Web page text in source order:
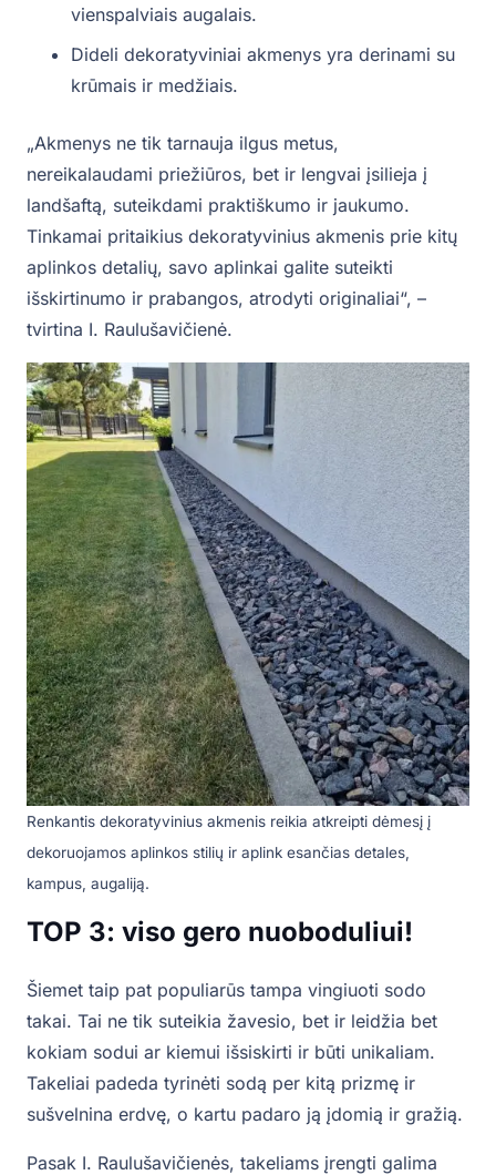
vienspalviais augalais.
Dideli dekoratyviniai akmenys yra derinami su
krūmais ir medžiais.
„Akmenys ne tik tarnauja ilgus metus,
nereikalaudami priežiūros, bet ir lengvai įsilieja į
landšaftą, suteikdami praktiškumo ir jaukumo.
Tinkamai pritaikius dekoratyvinius akmenis prie kitų
aplinkos detalių, savo aplinkai galite suteikti
išskirtinumo ir prabangos, atrodyti originaliai“, –
tvirtina I. Raulušavičienė.
Renkantis dekoratyvinius akmenis reikia atkreipti dėmesį į
dekoruojamos aplinkos stilių ir aplink esančias detales,
kampus, augaliją.
TOP 3: viso gero nuoboduliui!
Šiemet taip pat populiarūs tampa vingiuoti sodo
takai. Tai ne tik suteikia žavesio, bet ir leidžia bet
kokiam sodui ar kiemui išsiskirti ir būti unikaliam.
Takeliai padeda tyrinėti sodą per kitą prizmę ir
sušvelnina erdvę, o kartu padaro ją įdomią ir gražią.
Pasak I. Raulušavičienės, takeliams įrengti galima